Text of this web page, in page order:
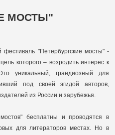
МОСТЫ"
"Петербургские мосты" -
которого – возродить интерес к
уникальный, грандиозный для
под своей эгидой авторов,
из России и зарубежья.
бесплатны и проводятся в
для литераторов местах. Но в